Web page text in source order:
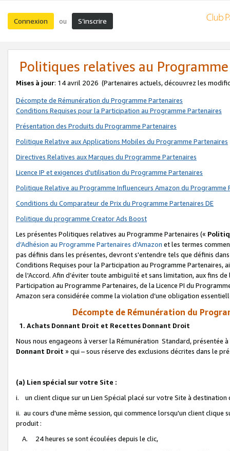
Connexion ou S’inscrire
Politiques relatives au
Mises à jour: 14 avril 2026 (Partenaires actuels, découvrez les
Décompte de Rémunération du Programme Partenaires
Conditions Requises pour la Participation au Programme Partenaires
Présentation des Produits du Programme Partenaires
Politique Relative aux Applications Mobiles du Programme Partenaires
Directives Relatives aux Marques du Programme Partenaires
Licence IP et exigences d'utilisation du Programme Partenaires
Politique Relative au Programme Influenceurs Amazon du Programme
Conditions du Comparateur de Prix du Programme Partenaires DE
Politique du programme Creator Ads Boost
Les présentes Politiques relatives au Programme Partenaires («
d’Adhésion au Programme Partenaires d'Amazon et les termes
pas définis dans les présentes, devront s'entendre tels que définis
Conditions Requises pour la Participation au Programme Partenaires,
de l'Accord. Afin d’éviter toute ambiguïté et sans limitation, aux fins
Participation au Programme Partenaires, de la Licence PI du
Amazon sera considérée comme la violation d’une obligation
Décompte de Rémunération du
1. Achats Donnant Droit et Recettes Donnant Droit
Nous nous engageons à verser la Rémunération Standard, présentée
Donnant Droit » qui – sous réserve des exclusions décrites dans le
(a) Lien spécial sur votre Site :
i. un client clique sur un Lien Spécial placé sur votre Site à destination
ii. au cours d'une même session, qui commence lorsqu'un client
produit :
A. 24 heures se sont écoulées depuis le clic,